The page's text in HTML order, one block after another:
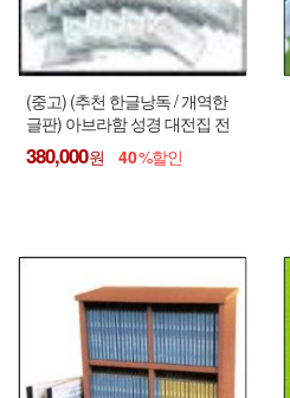
(중고) (추천 한글낭독 / 개역한
글판) 아브라함 성경 대전집 전
70CD - (구약46CD + 신약24CD)
380,000 40